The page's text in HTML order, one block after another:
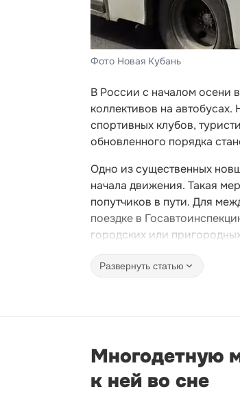
Фото Новая Кубань
В России с началом осени
коллективов на
спортивных клубов,
обновленного порядка
Одно из существенных
начала движения. Такая
попутчиков в пути. Для
поездке в
городских или
Развернуть статью
Многодетную
к ней во сне